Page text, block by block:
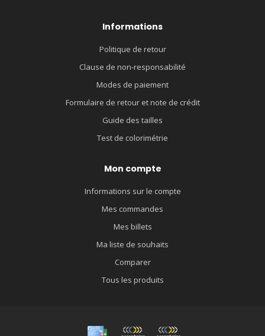
Informations
Politique de retour
Clause de non-responsabilité
Modes de paiement
Formulaire de retour et note de crédit
Guide des tailles
Test de colorimétrie
Mon compte
Informations sur le compte
Mes commandes
Mes billets
Ma liste de souhaits
Comparer
Tous les produits